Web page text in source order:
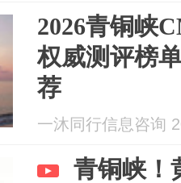
2026青铜峡
权威测评榜
荐
一沐同行信息咨询
青铜峡！